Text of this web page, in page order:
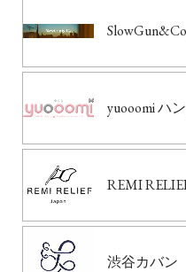
yuooomi ハ
REMI
渋谷カバ